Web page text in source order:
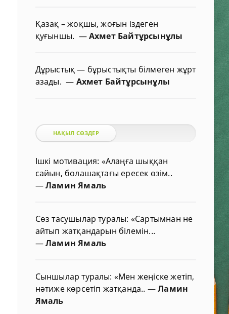
Қазақ – жоқшы, жоғын іздеген
қуғыншы. —Ахмет Байтұрсынұлы
Дұрыстық — бұрыстықты білмеген жұрт
азады.— Ахмет Байтұрсынұлы
НАҚЫЛ СӨЗДЕР
Ішкі мотивация: «Алаңға шыққан
сайын, болашақтағы ересек өзім..
—Ламин Ямаль
Сөз тасушылар туралы: «Сартымнан не
айтып жатқандарын білемін...
—Ламин Ямаль
Сыншылар туралы: «Мен жеңіске жетіп,
нәтиже көрсетіп жатқанда.. —Ламин
Ямаль